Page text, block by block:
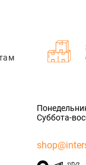
Суббота-